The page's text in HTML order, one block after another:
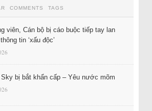
COMMENTS TAGS
viên, Cán bộ bị cáo buộc tiếp tay lan
tin ‘xấu độc’
Sky bị bắt khẩn cấp – Yêu nước mõm